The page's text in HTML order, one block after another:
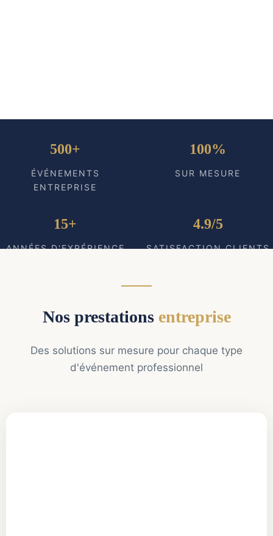
500+
ÉVÉNEMENTS
ENTREPRISE
100%
SUR MESURE
15+
ANNÉES D'EXPÉRIENCE
4.9/5
SATISFACTION CLIENTS
Nos prestations entreprise
Des solutions sur mesure pour chaque type
d'événement professionnel